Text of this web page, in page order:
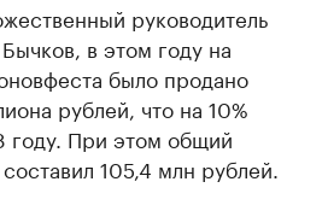
руководитель
в этом году на
было продано
рублей, что на 10%
году. При этом общий
105,4 млн рублей.